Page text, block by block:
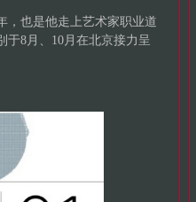
，也是他走上艺术家职业道
于8月、10月在北京接力呈